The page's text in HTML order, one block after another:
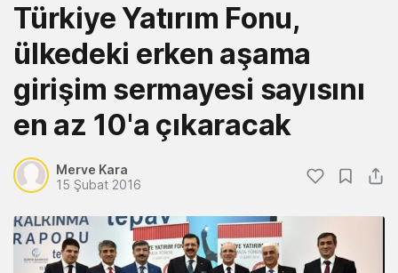
Türkiye Yatırım Fonu,
ülkedeki erken aşama
girişim sermayesi sayısını
en az 10'a çıkaracak
Merve Kara
15 Şubat 2016